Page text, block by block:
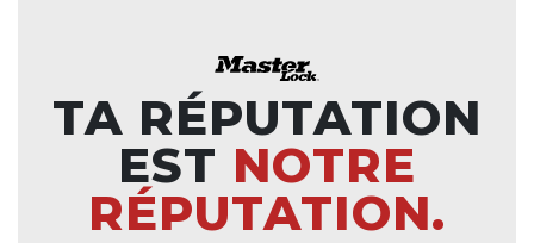
TA RÉPUTATION
EST NOTRE
RÉPUTATION.